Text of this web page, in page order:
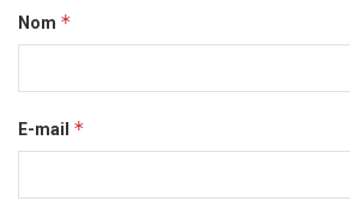
Nom *
E-mail *